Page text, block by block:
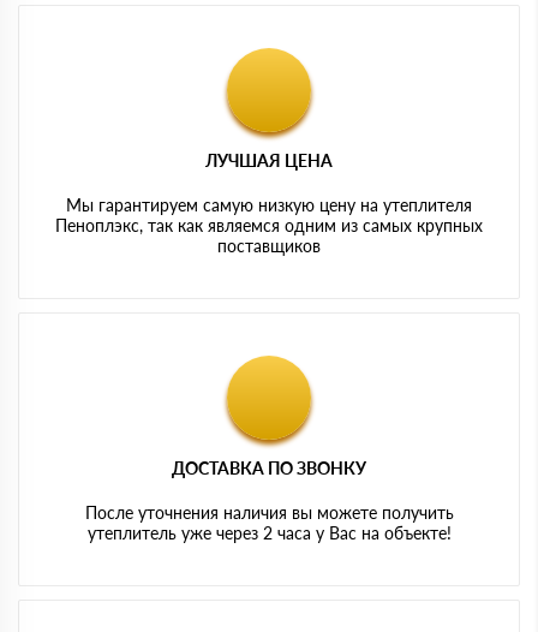
ЛУЧШАЯ ЦЕНА
Мы гарантируем самую низкую цену на утеплителя
Пеноплэкс, так как являемся одним из самых крупных
поставщиков
ДОСТАВКА ПО ЗВОНКУ
После уточнения наличия вы можете получить
утеплитель уже через 2 часа у Вас на объекте!